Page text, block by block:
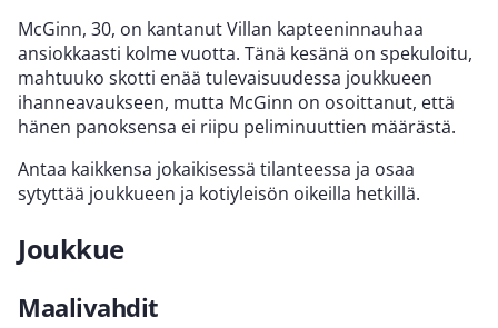
McGinn, 30, on kantanut Villan kapteeninnauhaa
ansiokkaasti kolme vuotta. Tänä kesänä on spekuloitu,
mahtuuko skotti enää tulevaisuudessa joukkueen
ihanneavaukseen, mutta McGinn on osoittanut, että
hänen panoksensa ei riipu peliminuuttien määrästä.
Antaa kaikkensa jokaikisessä tilanteessa ja osaa
sytyttää joukkueen ja kotiyleisön oikeilla hetkillä.
Joukkue
Maalivahdit